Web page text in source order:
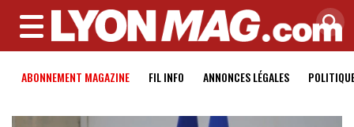
MENU
ABONNEMENT MAGAZINE FIL INFO ANNONCES LÉGALES